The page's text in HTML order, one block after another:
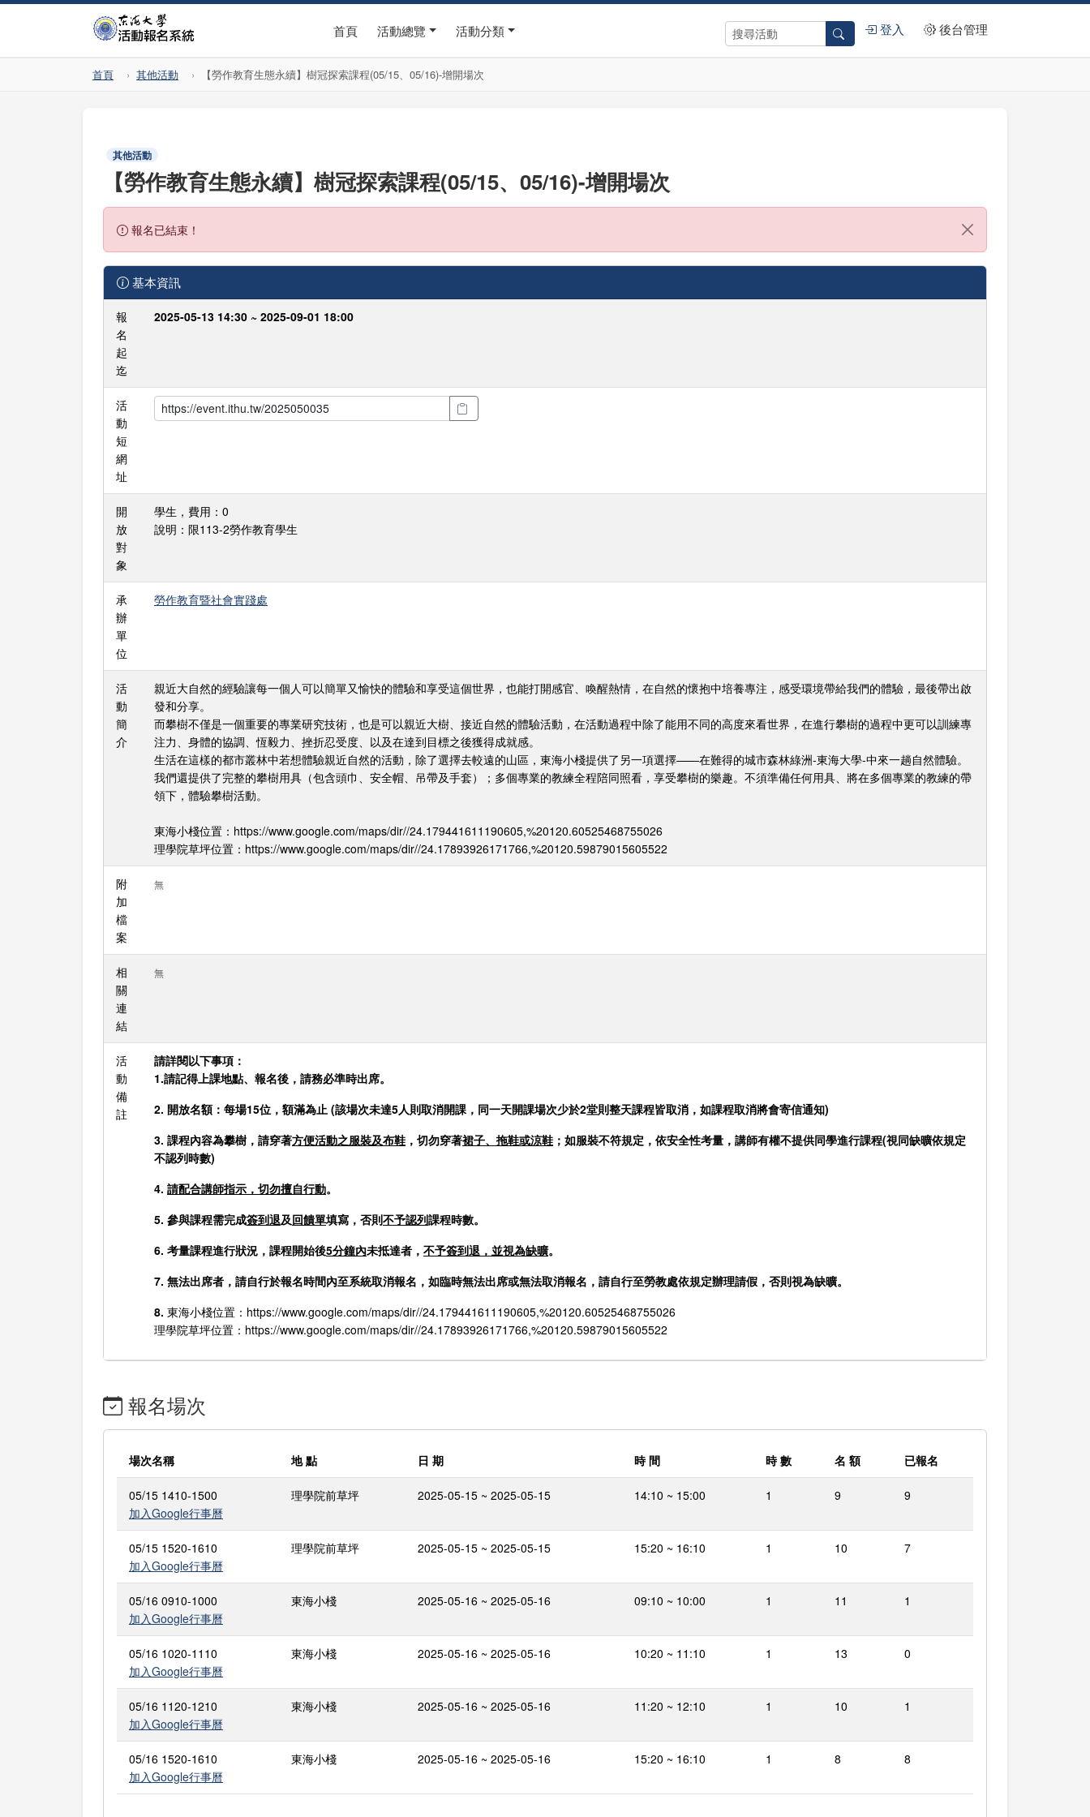
首頁 活動總覽 活動分類 登入 後台管理
首頁 其他活動 【勞作教育生態永續】樹冠探索課程(05/15、05/16)-增開場次
其他活動
【勞作教育生態永續】樹冠探索課程(05/15、05/16)-增開場次
報名已結束！
基本資訊
報
名
起
迄
2025-05-13 14:30 ~ 2025-09-01 18:00
活
動
短
網
址
開
放
對
象
學生，費用：0
說明：限113-2勞作教育學生
承
辦
單
位
勞作教育暨社會實踐處
活
動
簡
介
親近大自然的經驗讓每一個人可以簡單又愉快的體驗和享受這個世界，也能打開感官、喚醒熱情，在自然的懷抱中培養專注，感受環境帶給我們的體驗，最後帶出啟
發和分享。
而攀樹不僅是一個重要的專業研究技術，也是可以親近大樹、接近自然的體驗活動，在活動過程中除了能用不同的高度來看世界，在進行攀樹的過程中更可以訓練專
注力、身體的協調、恆毅力、挫折忍受度、以及在達到目標之後獲得成就感。
生活在這樣的都市叢林中若想體驗親近自然的活動，除了選擇去較遠的山區，東海小棧提供了另一項選擇——在難得的城市森林綠洲-東海大學-中來一趟自然體驗。
我們還提供了完整的攀樹用具（包含頭巾、安全帽、吊帶及手套）；多個專業的教練全程陪同照看，享受攀樹的樂趣。不須準備任何用具、將在多個專業的教練的帶
領下，體驗攀樹活動。
東海小棧位置：https://www.google.com/maps/dir//24.179441611190605,%20120.60525468755026
理學院草坪位置：https://www.google.com/maps/dir//24.17893926171766,%20120.59879015605522
附
加
檔
案
無
相
關
連
結
無
活
動
備
註
請詳閱以下事項：
1.請記得上課地點、報名後，請務必準時出席。
2. 開放名額：每場15位，額滿為止 (該場次未達5人則取消開課，同一天開課場次少於2堂則整天課程皆取消，如課程取消將會寄信通知)
3. 課程內容為攀樹，請穿著方便活動之服裝及布鞋 ，切勿穿著裙子、拖鞋或涼鞋 ；如服裝不符規定，依安全性考量，講師有權不提供同學進行課程(視同缺曠依規定
不認列時數)
4. 請配合講師指示，切勿擅自行動。
5. 參與課程需完成簽到退及回饋單填寫，否則不予認列課程時數。
6. 考量課程進行狀況，課程開始後5分鐘內未抵達者， 不予簽到退，並視為缺曠。
7. 無法出席者，請自行於報名時間內至系統取消報名，如臨時無法出席或無法取消報名，請自行至勞教處依規定辦理請假，否則視為缺曠。
8. 東海小棧位置：https://www.google.com/maps/dir//24.179441611190605,%20120.60525468755026
理學院草坪位置：https://www.google.com/maps/dir//24.17893926171766,%20120.59879015605522
報名場次
場次名稱 地 點 日 期 時 間 時 數 名 額 已報名
05/15 1410-1500
加入Google行事曆
理學院前草坪 2025-05-15 ~ 2025-05-15 14:10 ~ 15:00 1 9 9
05/15 1520-1610
加入Google行事曆
理學院前草坪 2025-05-15 ~ 2025-05-15 15:20 ~ 16:10 1 10 7
05/16 0910-1000
加入Google行事曆
東海小棧 2025-05-16 ~ 2025-05-16 09:10 ~ 10:00 1 11 1
05/16 1020-1110
加入Google行事曆
東海小棧 2025-05-16 ~ 2025-05-16 10:20 ~ 11:10 1 13 0
05/16 1120-1210
加入Google行事曆
東海小棧 2025-05-16 ~ 2025-05-16 11:20 ~ 12:10 1 10 1
05/16 1520-1610
加入Google行事曆
東海小棧 2025-05-16 ~ 2025-05-16 15:20 ~ 16:10 1 8 8